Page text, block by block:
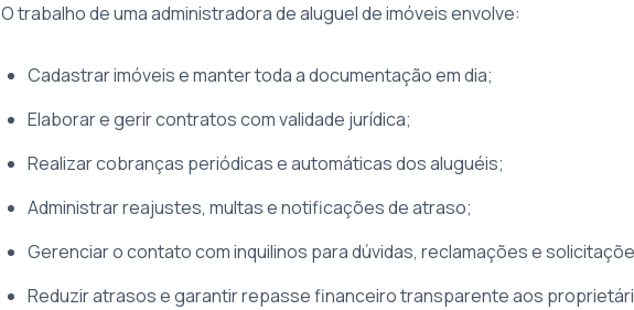
O trabalho de uma administradora de aluguel de imóveis envolve:
Cadastrar imóveis e manter toda a documentação em dia;
Elaborar e gerir contratos com validade jurídica;
Realizar cobranças periódicas e automáticas dos aluguéis;
Administrar reajustes, multas e notificações de atraso;
Gerenciar o contato com inquilinos para dúvidas, reclamações e
Reduzir atrasos e garantir repasse financeiro transparente aos